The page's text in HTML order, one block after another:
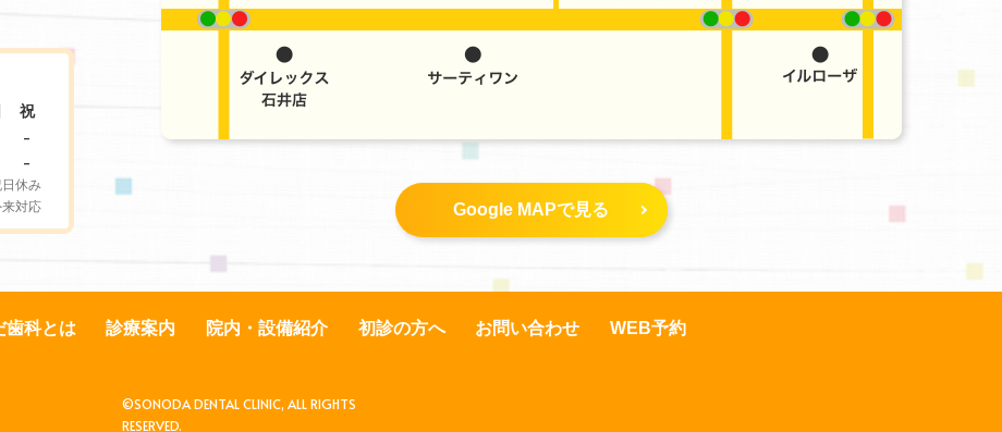
祝
-
-
休み
対応
Google MAPで見る
歯科とは 診療案内 院内・設備紹介 初診の方へ お問い合わせ WEB予約
©SONODA DENTAL CLINIC, ALL RIGHTS
RESERVED.